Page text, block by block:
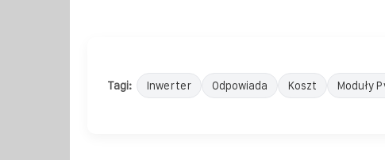
Tagi: Inwerter Odpowiada Koszt Moduły